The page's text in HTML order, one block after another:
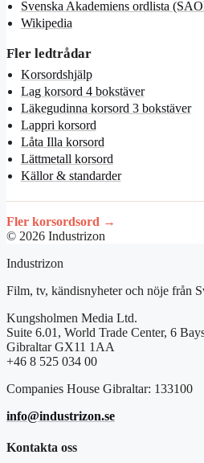
Svenska Akademiens ordlista
Wikipedia
Fler ledtrådar
Korsordshjälp
Lag korsord 4 bokstäver
Läkegudinna korsord 3 bokstäver
Lappri korsord
Låta Illa korsord
Lättmetall korsord
Källor & standarder
Fler korsordsord →
© 2026 Industrizon
Industrizon
Film, tv, kändisnyheter och nöje från
Kungsholmen Media Ltd.
Suite 6.01, World Trade Center, 6
Gibraltar GX11 1AA
+46 8 525 034 00
Companies House Gibraltar: 133100
info@industrizon.se
Kontakta oss